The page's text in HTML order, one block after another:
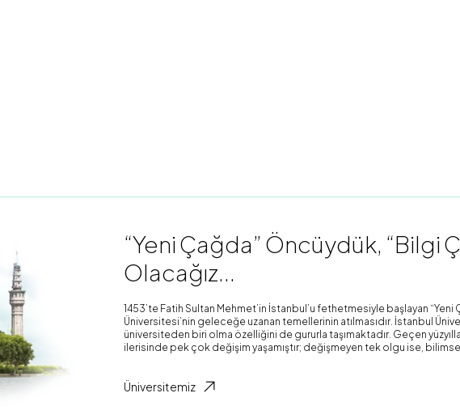
“Yeni Çağda” Öncüydük, “Bilgi
Olacağız...
1453’te Fatih Sultan Mehmet’in İstanbul’u fethetmesiyle başlayan “Yeni
Üniversitesi’nin geleceğe uzanan temellerinin atılmasıdır. İstanbul
üniversiteden biri olma özelliğini de gururla taşımaktadır. Geçen
ilerisinde pek çok değişim yaşamıştır; değişmeyen tek olgu ise,
Üniversitemiz